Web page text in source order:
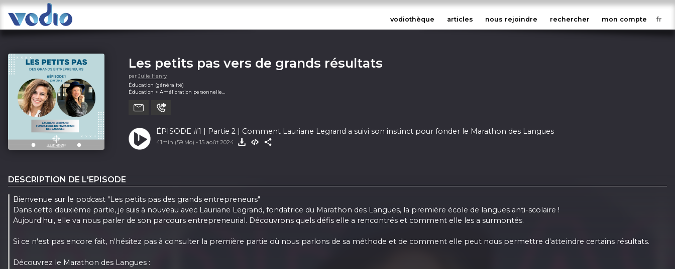
vodiothèque articles nous rejoindre rechercher mon compte
Les petits pas vers de grands résultats
par Julie Henry
Éducation (généralité)
Éducation > Amélioration personnelle
Entreprise (généralité)
Entreprise > Carrières
Entreprise > Management
Santé et remise en forme (généralité)
Santé et remise en forme > Santé mentale
Science > Sciences de la vie
ÉPISODE #1 | Partie 2 | Comment Lauriane Legrand a suivi son instinct pour fonder le Marathon des Langues
41min (59 Mo) - 15 août 2024
DESCRIPTION DE L'EPISODE
Bienvenue sur le podcast "Les petits pas des grands entrepreneurs"
Dans cette deuxième partie, je suis à nouveau avec Lauriane Legrand, fondatrice du Marathon des Langues, la première école de langues anti-scolaire !
Aujourd'hui, elle va nous parler de son parcours entrepreneurial. Découvrons quels défis elle a rencontrés et comment elle les a surmontés.
Si ce n'est pas encore fait, n'hésitez pas à consulter la première partie où nous parlons de sa méthode et de comment elle peut nous permettre d'atteindre certains résultats.
Découvrez le Marathon des Langues :